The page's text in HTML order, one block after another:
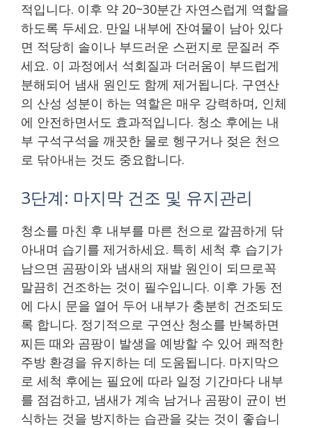
적입니다. 이후 약 20~30분간 자연스럽게 역할을
하도록 두세요. 만일 내부에 잔여물이 남아 있다
면 적당히 솔이나 부드러운 스펀지로 문질러 주
세요. 이 과정에서 석회질과 더러움이 부드럽게
분해되어 냄새 원인도 함께 제거됩니다. 구연산
의 산성 성분이 하는 역할은 매우 강력하며, 인체
에 안전하면서도 효과적입니다. 청소 후에는 내
부 구석구석을 깨끗한 물로 헹구거나 젖은 천으
로 닦아내는 것도 중요합니다.
3단계: 마지막 건조 및 유지관리
청소를 마친 후 내부를 마른 천으로 깔끔하게 닦
아내며 습기를 제거하세요. 특히 세척 후 습기가
남으면 곰팡이와 냄새의 재발 원인이 되므로꼭
말끔히 건조하는 것이 필수입니다. 이후 가동 전
에 다시 문을 열어 두어 내부가 충분히 건조되도
록 합니다. 정기적으로 구연산 청소를 반복하면
찌든 때와 곰팡이 발생을 예방할 수 있어 쾌적한
주방 환경을 유지하는 데 도움됩니다. 마지막으
로 세척 후에는 필요에 따라 일정 기간마다 내부
를 점검하고, 냄새가 계속 남거나 곰팡이 균이 번
식하는 것을 방지하는 습관을 갖는 것이 좋습니